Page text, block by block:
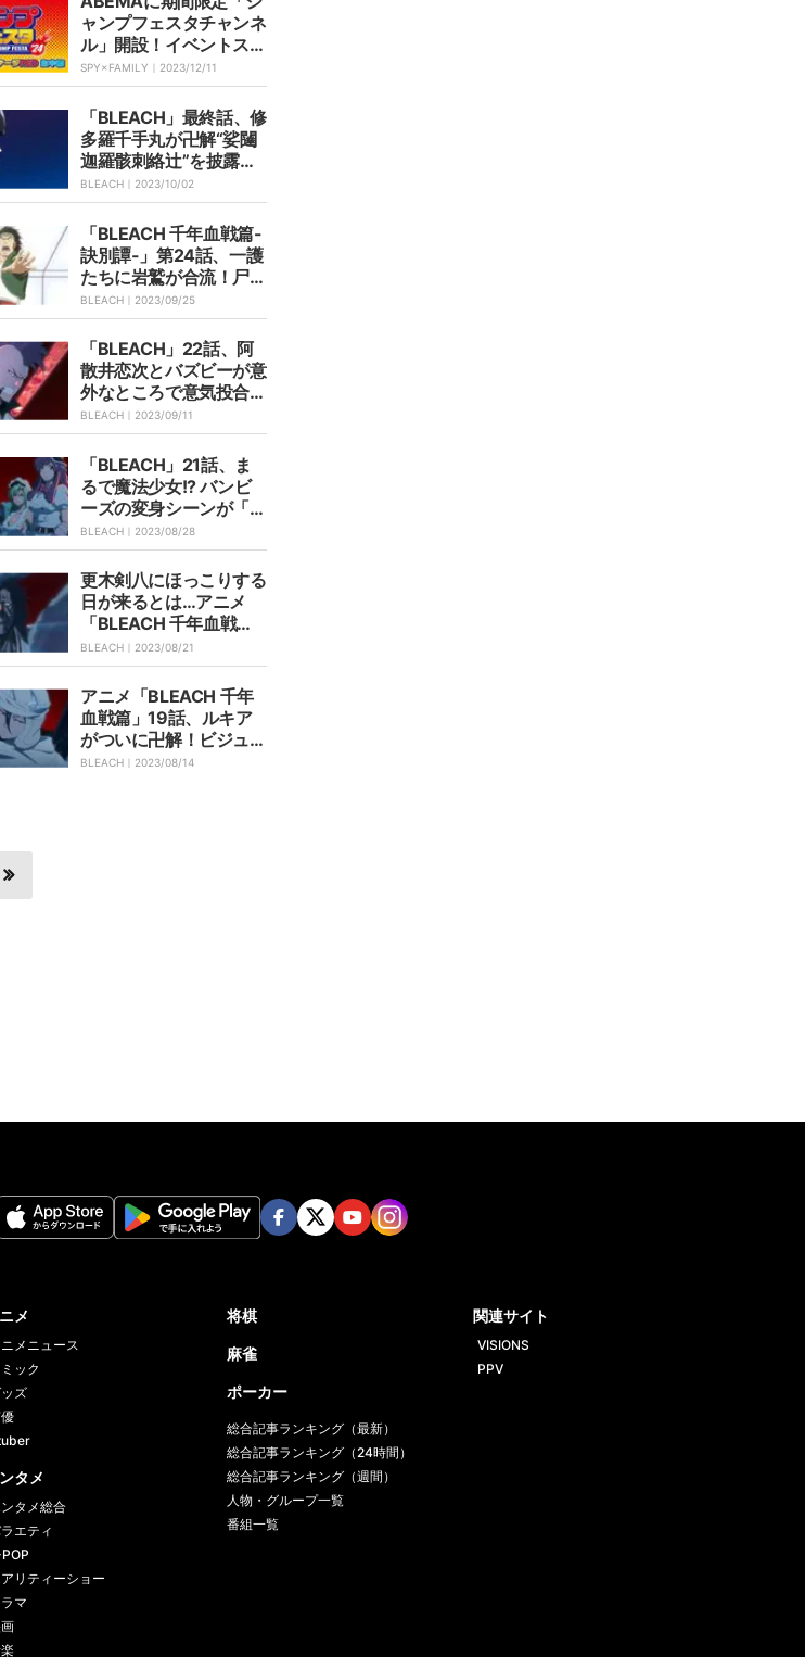
ャンプフェスタチャンネ
ル」開設！イベントステ
ージ生中継&前日特番生
放送&10作品一挙放送も
SPY×FAMILY｜ 2023/12/11
「BLEACH」最終話、修
多羅千手丸が卍解“娑闥
迦羅骸刺絡辻”を披露し
トレンド入り！原作ファ
ンも知らない激アツ展開
BLEACH｜ 2023/10/02
「BLEACH 千年血戦篇-
訣別譚-」第24話、一護
たちに岩鷲が合流！尸魂
界篇を思い出すメンバー
が懐かしい＆熱い
BLEACH｜ 2023/09/25
「BLEACH」22話、阿
散井恋次とバズビーが意
外なところで意気投合
「出会い方違ったら親友
になってたでしょ」と話
題に
BLEACH｜ 2023/09/11
「BLEACH」21話、ま
るで魔法少女!? バンビ
ーズの変身シーンが「ニ
チアサ女児向けアニメ」
「変身バンクだ」と話題
に
BLEACH｜ 2023/08/28
更木剣八にほっこりする
日が来るとは…アニメ
「BLEACH 千年血戦
篇」第20話、“クッキー
ってのはなんだ？”が和
む
BLEACH｜ 2023/08/21
アニメ「BLEACH 千年
血戦篇」19話、ルキア
がついに卍解！ビジュ変
した姿も「めちゃくちゃ
BLEACH｜ 2023/08/14
メ
メニュース
ック
ズ
タメ
タメ総合
エティ
アリティーショー
ラマ
将棋
麻雀
ポーカー
総合記事ランキング（最新）
総合記事ランキング（24時間）
総合記事ランキング（週間）
人物・グループ一覧
番組一覧
関連サイト
VISIONS
PPV